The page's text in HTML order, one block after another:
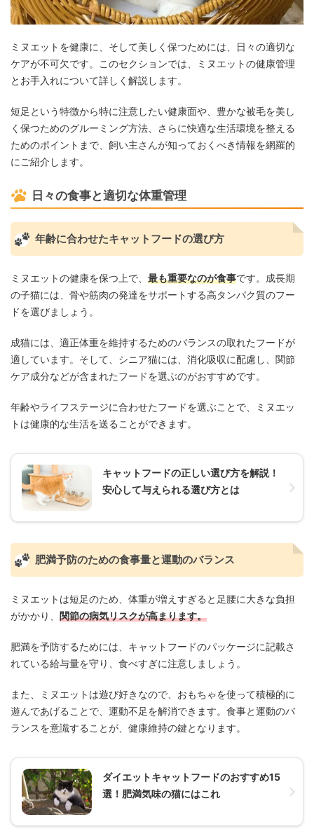
ミヌエットを健康に、そして美しく保つためには、日々の適切な
ケアが不可欠です。このセクションでは、ミヌエットの健康管理
とお手入れについて詳しく解説します。
短足という特徴から特に注意したい健康面や、豊かな被毛を美し
く保つためのグルーミング方法、さらに快適な生活環境を整える
ためのポイントまで、飼い主さんが知っておくべき情報を網羅的
にご紹介します。
日々の食事と適切な体重管理
年齢に合わせたキャットフードの選び方
ミヌエットの健康を保つ上で、 最も重要なのが食事です。成長期
の子猫には、骨や筋肉の発達をサポートする高タンパク質のフー
ドを選びましょう。
成猫には、適正体重を維持するためのバランスの取れたフードが
適しています。そして、シニア猫には、消化吸収に配慮し、関節
ケア成分などが含まれたフードを選ぶのがおすすめです。
年齢やライフステージに合わせたフードを選ぶことで、ミヌエッ
トは健康的な生活を送ることができます。
キャットフードの正しい選び方を解説！
安心して与えられる選び方とは
肥満予防のための食事量と運動のバランス
ミヌエットは短足のため、体重が増えすぎると足腰に大きな負担
がかかり、 関節の病気リスクが高まります。
肥満を予防するためには、キャットフードのパッケージに記載さ
れている給与量を守り、食べすぎに注意しましょう。
また、ミヌエットは遊び好きなので、おもちゃを使って積極的に
遊んであげることで、運動不足を解消できます。食事と運動のバ
ランスを意識することが、健康維持の鍵となります。
ダイエットキャットフードのおすすめ15
選！肥満気味の猫にはこれ